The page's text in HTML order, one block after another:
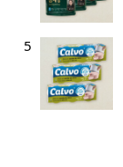
담기
5